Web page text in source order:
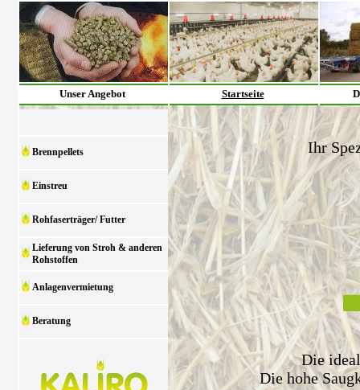
Unser Angebot Startseite
Brennpellets
Einstreu
Rohfaserträger/ Futter
Lieferung von Stroh & anderen
Rohstoffen
Anlagenvermietung
Beratung
Ihr
Die
Die hohe